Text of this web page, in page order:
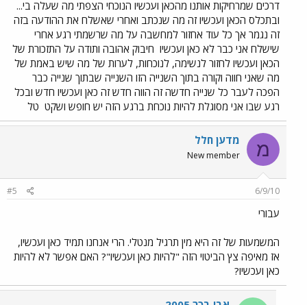
דרכים שמרחיקות אותנו מהכאן ועכשיו הנוכחי הצפתי מה שעלה בי...
ובתכלס הכאן ועכשיו זה מה שנכתב ואחרי שאשלח את ההודעה בזה
זה נגמר אך כל עוד אחזור למחשבה על מה שרשמתי רגע אחרי
שישלח אני כבר לא כאן ועכשיו חיבוק אהובה ותודה על התזכורת של
הכאן ועכשיו לחזור לנשימה, לנוכחות, לערות של מה שיש באמת של
מה שאני חווה וקורה בתוך השנייה הזו השנייה שבתוך שנייה כבר
הפכה לעבר כל שנייה חדשה זה הווה חדש זה כאן ועכשיו חדש ובכל
רגע שבו אני מסוגלת להיות נוכחת ברגע הזה יש חופש ושקט טל
מ מדען חלל
New member
6/9/10
#5
עבורי
המשמעות של זה היא מין תרגיל מנטלי. הרי אנחנו תמיד כאן ועכשיו,
אז מאיפה צץ הביטוי הזה "להיות כאן ועכשיו"? האם אפשר לא להיות
כאן ועכשיו?